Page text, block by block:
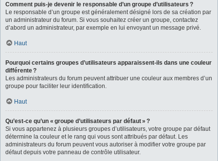
Comment puis-je devenir le responsable d’un groupe d’utilisateurs ?
Le responsable d’un groupe est généralement désigné lors de sa création par
un administrateur du forum. Si vous souhaitez créer un groupe, contactez
d’abord un administrateur, par exemple en lui envoyant un message privé.
Haut
Pourquoi certains groupes d’utilisateurs apparaissent-ils dans une couleur
différente ?
Les administrateurs du forum peuvent attribuer une couleur aux membres d’un
groupe pour faciliter leur identification.
Haut
Qu’est-ce qu’un « groupe d’utilisateurs par défaut » ?
Si vous appartenez à plusieurs groupes d’utilisateurs, votre groupe par défaut
détermine la couleur et le rang qui vous sont attribués par défaut. Les
administrateurs du forum peuvent vous autoriser à modifier votre groupe par
défaut depuis votre panneau de contrôle utilisateur.